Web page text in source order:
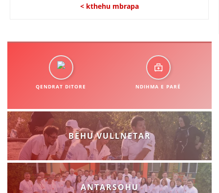
< kthehu mbrapa
QENDRAT DITORE NDIHMA E PARË
BËHU VULLNETAR
ANTARSOHU